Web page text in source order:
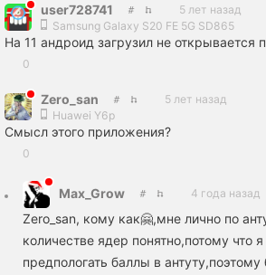
user728741
5 лет назад
Samsung Galaxy S20 FE 5G SD865
На 11 андроид загрузил не открывается
0
Zero_san
5 лет назад
Huawei Y6p
Смысл этого приложения?
0
Max_Grow 4 года назад
Zero_san, кому как🤗,мне лично по
количестве ядер понятно,потому что
предпологать баллы в антуту,поэтому